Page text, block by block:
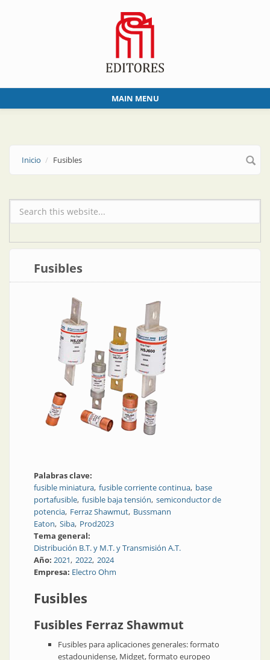
MAIN MENU
Inicio Fusibles
Formulario de búsqueda
Fusibles
Palabras clave:
fusible miniatura fusible corriente continua base
portafusible fusible baja tensión semiconductor de
potencia Ferraz Shawmut Bussmann
Eaton Siba Prod2023
Tema general:
Distribución B.T. y M.T. y Transmisión A.T.
Año: 2021 2022 2024
Empresa: Electro Ohm
Fusibles
Fusibles Ferraz Shawmut
Fusibles para aplicaciones generales: formato
estadounidense, Midget, formato europeo